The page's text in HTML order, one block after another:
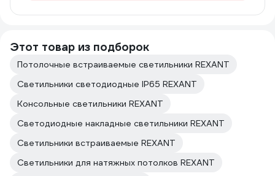
Этот товар из подборок
Потолочные встраиваемые светильники REXANT
Светильники светодиодные IP65 REXANT
Консольные светильники REXANT
Светодиодные накладные светильники REXANT
Светильники встраиваемые REXANT
Светильники для натяжных потолков REXANT